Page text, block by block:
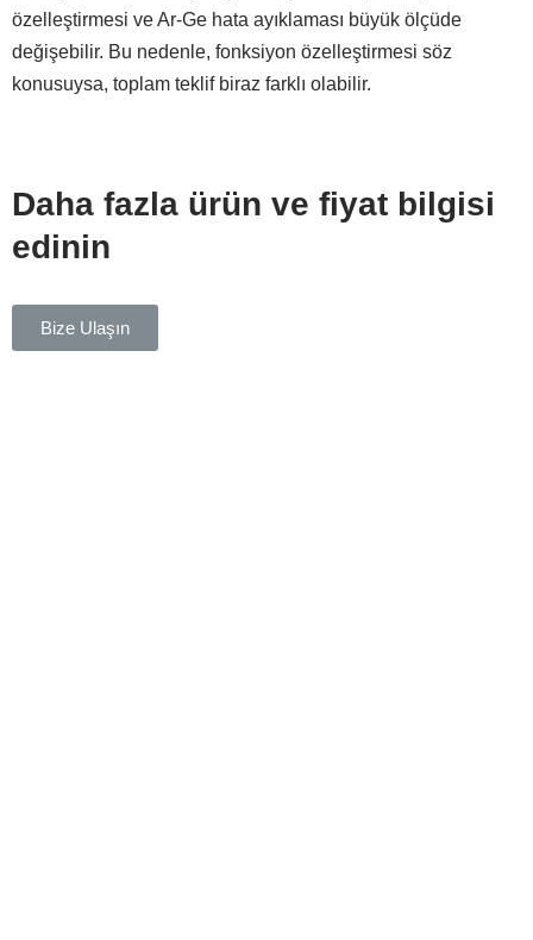
özelleştirmesi ve Ar-Ge hata ayıklaması büyük ölçüde
değişebilir. Bu nedenle, fonksiyon özelleştirmesi söz
konusuysa, toplam teklif biraz farklı olabilir.
Daha fazla ürün ve fiyat bilgisi
edinin
Bize Ulaşın